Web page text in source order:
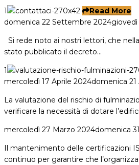
1
Read More
domenica 22 Settembre 2024
Si rede noto ai nostri lettori, che
stato pubblicato il decreto…
1
mercoledì 17 Aprile 2024domenica
La valutazione del rischio di
verificare la necessità di dotare
mercoledì 27 Marzo 2024domenica
Il mantenimento delle certificazioni
continuo per garantire che